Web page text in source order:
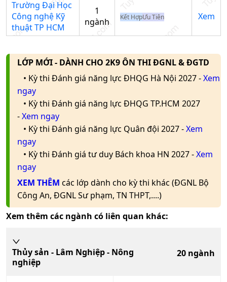
thất
(đào
tạo
bằng
Việt)
A01
Kỹ
gỗ và
nội
thất
tạo
bằng
Việt)
A00 21.1 20.5
Ghi chú: Dữ liệu điểm chuẩn là xét tuyển bằng phương thức
tốt nghiệp THPT
Trường học
trường
Trường Đại Học
Công nghệ Kỹ
thuật TP HCM
1
ngành
Kết HợpƯu Tiên Xem
LỚP MỚI - DÀNH CHO 2K9 ÔN THI ĐGNL & ĐGTD
• Kỳ thi Đánh giá năng lực ĐHQG Hà Nội 2027 -Xem
ngay
• Kỳ thi Đánh giá năng lực ĐHQG TP.HCM 2027
-Xem ngay
• Kỳ thi Đánh giá năng lực Quân đội 2027 -Xem
ngay
• Kỳ thi Đánh giá tư duy Bách khoa HN 2027 -Xem
ngay
XEM THÊM các lớp dành cho kỳ thi khác (ĐGNL Bộ
Công An, ĐGNL Sư phạm, TN THPT,....)
Xem thêm các ngành có liên quan khác:
Thủy sản - Lâm Nghiệp - Nông
nghiệp
20 ngành